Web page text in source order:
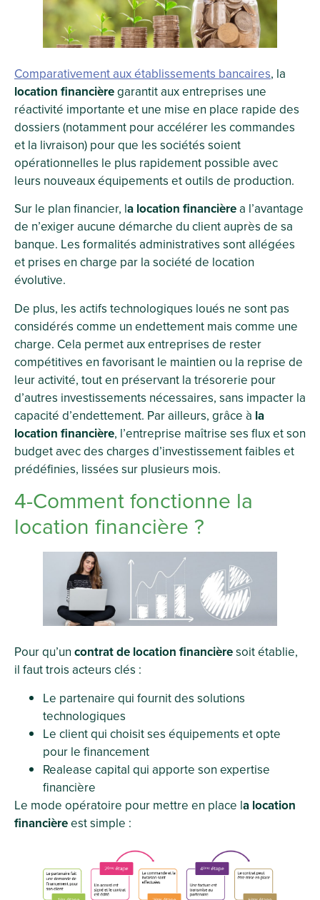
Comparativement aux établissements bancaires, la
location financièregarantit aux entreprises une
réactivité importante et une mise en place rapide des
dossiers (notamment pour accélérer les commandes
et la livraison) pour que les sociétés soient
opérationnelles le plus rapidement possible avec
leurs nouveaux équipements et outils de production.
Sur le plan financier, la location financièrea l’avantage
de n’exiger aucune démarche du client auprès de sa
banque. Les formalités administratives sont allégées
et prises en charge par la société de location
évolutive.
De plus, les actifs technologiques loués ne sont pas
considérés comme un endettement mais comme une
charge. Cela permet aux entreprises de rester
compétitives en favorisant le maintien ou la reprise de
leur activité, tout en préservant la trésorerie pour
d’autres investissements nécessaires, sans impacter la
capacité d’endettement. Par ailleurs, grâce à la
location financière, l’entreprise maîtrise ses flux et son
budget avec des charges d’investissement faibles et
prédéfinies, lissées sur plusieurs mois.
4-Comment fonctionne la
location financière ?
Pour qu’un contrat de location financièresoit établie,
il faut trois acteurs clés :
Le partenaire qui fournit des solutions
technologiques
Le client qui choisit ses équipements et opte
pour le financement
Realease capital qui apporte son expertise
financière
Le mode opératoire pour mettre en place la location
financièreest simple :